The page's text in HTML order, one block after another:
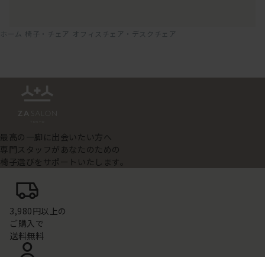
ホーム 椅子・チェア オフィスチェア・デスクチェア
最高の一脚に出会いたい方へ
専門スタッフがあなたのための
椅子選びをサポートいたします。
3,980円以上の
ご購入で
送料無料